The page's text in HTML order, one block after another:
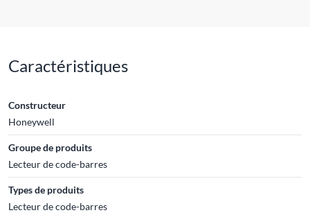
Caractéristiques
Constructeur
Honeywell
Groupe de produits
Lecteur de code-barres
Types de produits
Lecteur de code-barres